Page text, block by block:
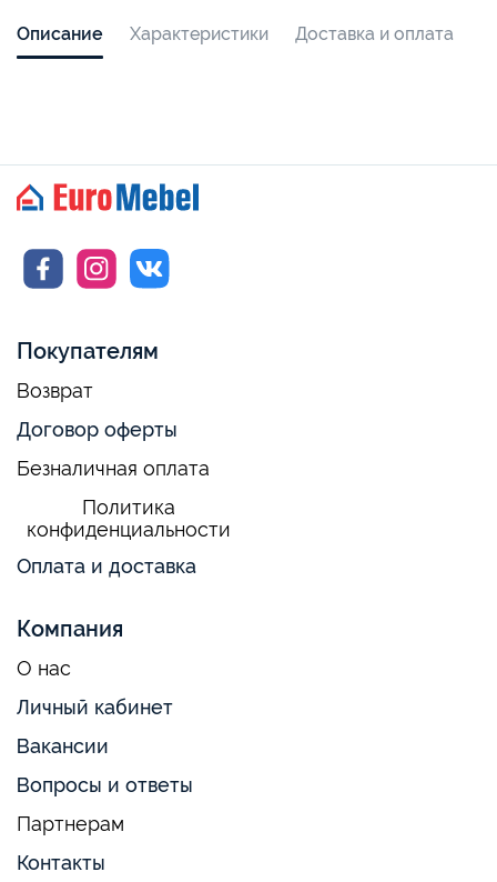
Описание Характеристики Доставка и оплата
Покупателям
Возврат
Договор оферты
Безналичная оплата
Политика
конфиденциальности
Оплата и доставка
Компания
О нас
Личный кабинет
Вакансии
Вопросы и ответы
Партнерам
Контакты